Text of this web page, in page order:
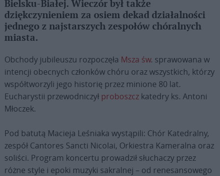
Bielsku-Białej. Wieczór był także
dziękczynieniem za osiem dekad działalności
jednego z najstarszych zespołów chóralnych
miasta.
Obchody jubileuszu rozpoczęła Msza św. sprawowana w
intencji obecnych członków chóru oraz wszystkich, którzy
współtworzyli jego historię przez minione 80 lat.
Eucharystii przewodniczył proboszczkatedry ks. Antoni
Młoczek.
Pod batutą Macieja Leśniaka wystąpili: Chór Katedralny,
zespół Cantores Sancti Nicolai, Orkiestra Kameralna oraz
soliści. Program koncertu prowadził słuchaczy przez
różne style i epoki muzyki sakralnej – od renesansowego